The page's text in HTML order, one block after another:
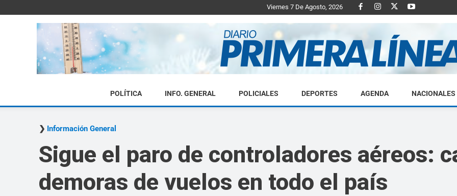
Viernes 7 De Agosto, 2026
Diario
POLÍTICA INFO. GENERAL POLICIALES DEPORTES AGENDA NACIONALES
Información General
Sigue el paro de controladores aéreos:
demoras de vuelos en todo el país